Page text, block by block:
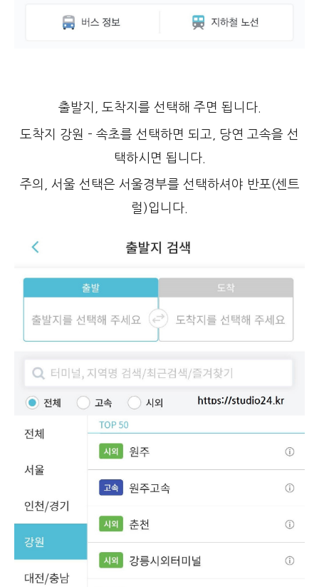
출발지, 도착지를 선택해 주면 됩니다.
도착지 강원 - 속초를 선택하면 되고, 당연 고속을 선
택하시면 됩니다.
주의, 서울 선택은 서울경부를 선택하셔야 반포(센트
럴)입니다.